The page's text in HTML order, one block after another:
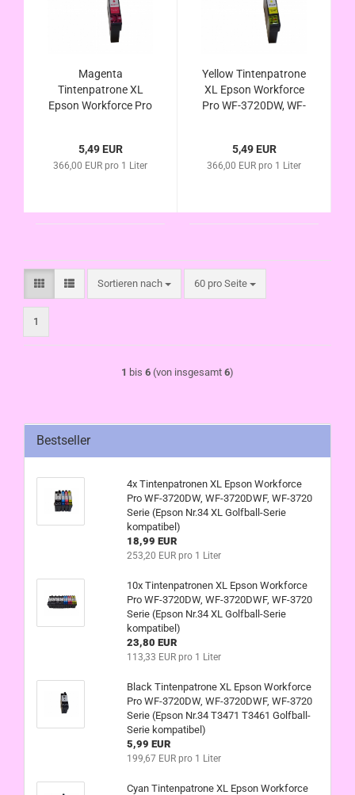
Magenta
Tintenpatrone XL
Epson Workforce Pro
Serie (Epson Nr.34
T3473 T3463
5,49 EUR
366,00 EUR pro 1 Liter
Yellow Tintenpatrone
XL Epson Workforce
Pro WF-3720DW, WF-
T3474 T3464
Golfball-Serie
5,49 EUR
366,00 EUR pro 1 Liter
Sortieren nach
Sortieren nach 60 pro Seite
pro Seite
1
1 bis 6 (von insgesamt 6)
Bestseller
4x Tintenpatronen XL Epson Workforce
Pro WF-3720DW, WF-3720DWF, WF-3720
Serie (Epson Nr.34 XL Golfball-Serie
kompatibel)
18,99 EUR
253,20 EUR pro 1 Liter
10x Tintenpatronen XL Epson Workforce
Pro WF-3720DW, WF-3720DWF, WF-3720
Serie (Epson Nr.34 XL Golfball-Serie
kompatibel)
23,80 EUR
113,33 EUR pro 1 Liter
Black Tintenpatrone XL Epson Workforce
Pro WF-3720DW, WF-3720DWF, WF-3720
Serie (Epson Nr.34 T3471 T3461 Golfball-
Serie kompatibel)
5,99 EUR
199,67 EUR pro 1 Liter
Cyan Tintenpatrone XL Epson Workforce